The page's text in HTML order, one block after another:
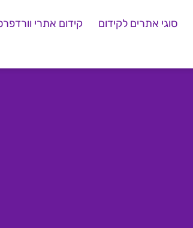
סוגי אתרים לקידום קידום אתרי